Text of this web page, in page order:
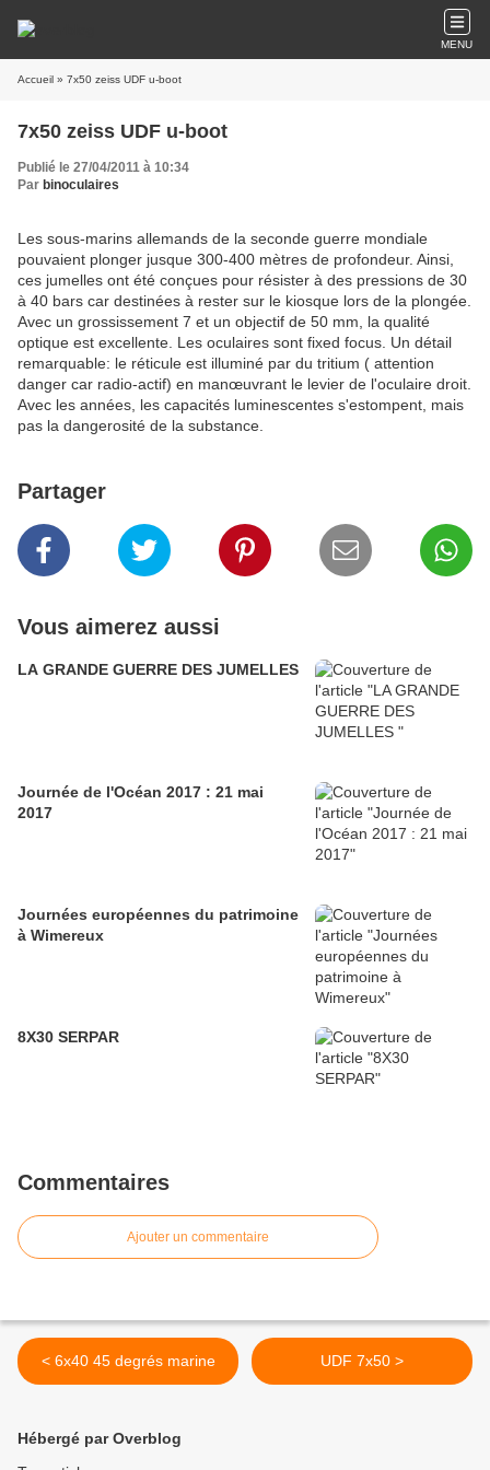
MENU
Accueil » 7x50 zeiss UDF u-boot
7x50 zeiss UDF u-boot
Publié le 27/04/2011 à 10:34
Par binoculaires
Les sous-marins allemands de la seconde guerre mondiale
pouvaient plonger jusque 300-400 mètres de profondeur. Ainsi,
ces jumelles ont été conçues pour résister à des pressions de 30
à 40 bars car destinées à rester sur le kiosque lors de la plongée.
Avec un grossissement 7 et un objectif de 50 mm, la qualité
optique est excellente. Les oculaires sont fixed focus. Un détail
remarquable: le réticule est illuminé par du tritium ( attention
danger car radio-actif) en manœuvrant le levier de l'oculaire droit.
Avec les années, les capacités luminescentes s'estompent, mais
pas la dangerosité de la substance.
Partager
Vous aimerez aussi
LA GRANDE GUERRE DES JUMELLES
Journée de l'Océan 2017 : 21 mai
2017
Journées européennes du patrimoine
à Wimereux
8X30 SERPAR
Commentaires
Ajouter un commentaire
< 6x40 45 degrés marine UDF 7x50 >
Hébergé par Overblog